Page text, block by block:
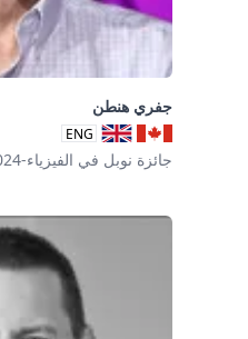
جفري هنطن
ENG
جائزة نوبل في الفيزياء-2024